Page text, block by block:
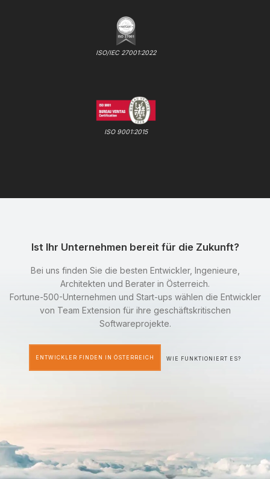
ISO/IEC 27001:2022
ISO 9001:2015
Ist Ihr Unternehmen bereit für die Zukunft?
Bei uns finden Sie die besten Entwickler, Ingenieure,
Architekten und Berater in Österreich.
Fortune-500-Unternehmen und Start-ups wählen die Entwickler
von Team Extension für ihre geschäftskritischen
Softwareprojekte.
ENTWICKLER FINDEN IN ÖSTERREICH WIE FUNKTIONIERT ES?